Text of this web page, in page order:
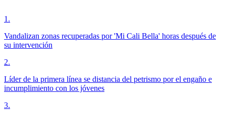
1 .
Vandalizan zonas recuperadas por 'Mi Cali Bella' horas después de
su intervención
2.
Líder de la primera línea se distancia del petrismo por el engaño e
incumplimiento con los jóvenes
3.